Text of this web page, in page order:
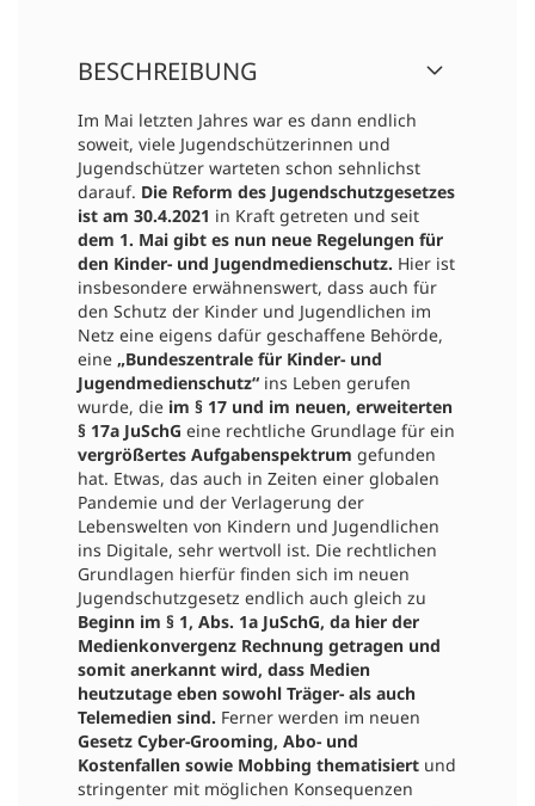
BESCHREIBUNG
Im Mai letzten Jahres war es dann endlich
soweit, viele Jugendschützerinnen und
Jugendschützer warteten schon sehnlichst
darauf. Die Reform des Jugendschutzgesetzes
ist am 30.4.2021 in Kraft getreten und seit
dem 1. Mai gibt es nun neue Regelungen für
den Kinder- und Jugendmedienschutz. Hier ist
insbesondere erwähnenswert, dass auch für
den Schutz der Kinder und Jugendlichen im
Netz eine eigens dafür geschaffene Behörde,
eine „Bundeszentrale für Kinder- und
Jugendmedienschutz“ ins Leben gerufen
wurde, die im § 17 und im neuen, erweiterten
§ 17a JuSchG eine rechtliche Grundlage für ein
vergrößertes Aufgabenspektrum gefunden
hat. Etwas, das auch in Zeiten einer globalen
Pandemie und der Verlagerung der
Lebenswelten von Kindern und Jugendlichen
ins Digitale, sehr wertvoll ist. Die rechtlichen
Grundlagen hierfür finden sich im neuen
Jugendschutzgesetz endlich auch gleich zu
Beginn im § 1, Abs. 1a JuSchG, da hier der
Medienkonvergenz Rechnung getragen und
somit anerkannt wird, dass Medien
heutzutage eben sowohl Träger- als auch
Telemedien sind. Ferner werden im neuen
Gesetz Cyber-Grooming, Abo- und
Kostenfallen sowie Mobbing thematisiert und
stringenter mit möglichen Konsequenzen